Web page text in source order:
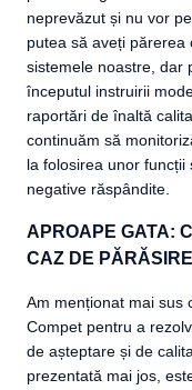
neprevăzut și nu vor
putea să aveți părerea
sistemele noastre, dar
începutul instruirii
raportări de înaltă
continuăm să
la folosirea unor
negative răspândite.
APROAPE GATA:
CAZ DE
Am menționat mai sus
Compet pentru a
de așteptare și de
prezentată mai jos,